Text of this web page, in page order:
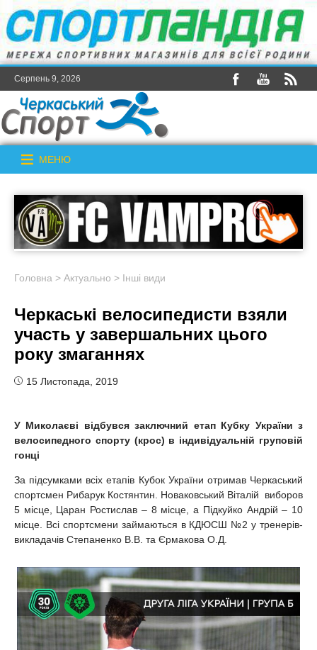
Серпень 9, 2026
МЕНЮ
Головна > Актуально > Інші види
Черкаські велосипедисти взяли
участь у завершальних цього
року змаганнях
15 Листопада, 2019
У Миколаєві відбувся заключний етап Кубку України з
велосипедного спорту (крос) в індивідуальній груповій
гонці
За підсумками всіх етапів Кубок України отримав Черкаський
спортсмен Рибарук Костянтин. Новаковський Віталій виборов
5 місце, Царан Ростислав – 8 місце, а Підкуйко Андрій – 10
місце. Всі спортсмени займаються в КДЮСШ №2 у тренерів-
викладачів Степаненко В.В. та Єрмакова О.Д.